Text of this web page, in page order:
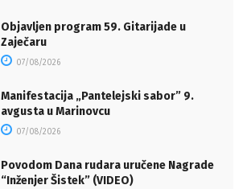
Objavljen program 59. Gitarijade u
Zaječaru
07/08/2026
Manifestacija „Pantelejski sabor” 9.
avgusta u Marinovcu
07/08/2026
Povodom Dana rudara uručene Nagrade
“Inženjer Šistek” (VIDEO)